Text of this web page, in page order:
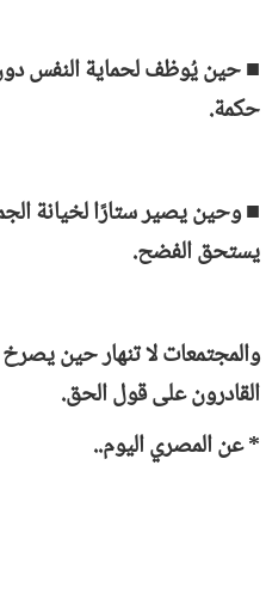
■ حين يُوظف لحماية النفس
حكمة.
■ وحين يصير ستارًا لخيانة
يستحق الفضح.
والمجتمعات لا تنهار حين
القادرون على قول الحق.
* عن المصري اليوم..